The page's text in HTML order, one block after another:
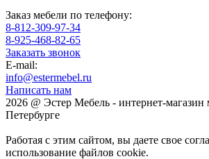
Заказ мебели по телефону:
8-812-309-97-34
8-925-468-82-65
Заказать звонок
E-mail:
info@estermebel.ru
Написать нам
2026 @ Эстер Мебель - интернет-
Петербурге
Работая с этим сайтом, вы даете свое
использование файлов cookie.